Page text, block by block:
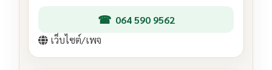
064 590 9562
เว็บไซต์/เพจ